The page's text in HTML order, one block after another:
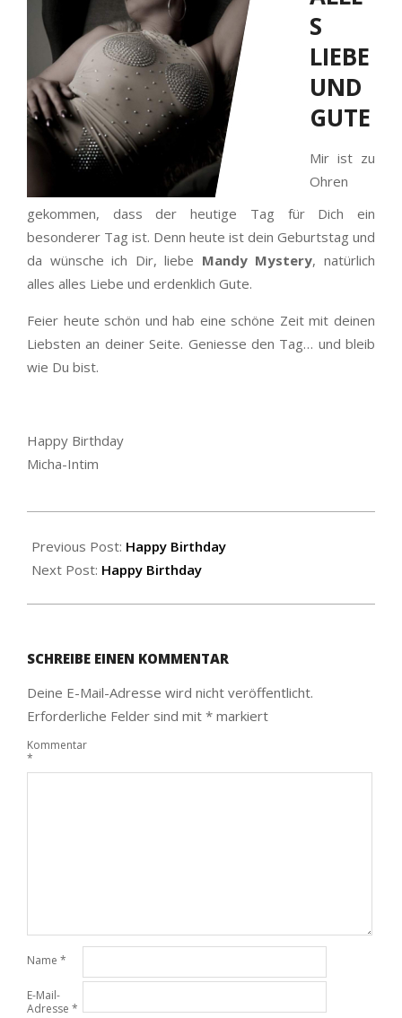
S
LIEBE
UND
GUTE
Mir ist zu
Ohren
gekommen, dass der heutige Tag für Dich ein
besonderer Tag ist. Denn heute ist dein Geburtstag und
da wünsche ich Dir, liebe Mandy Mystery, natürlich
alles alles Liebe und erdenklich Gute.
Feier heute schön und hab eine schöne Zeit mit deinen
Liebsten an deiner Seite. Geniesse den Tag… und bleib
wie Du bist.
Happy Birthday
Micha-Intim
12-
14
Previous Post: Happy Birthday
Next Post: Happy Birthday
SCHREIBE EINEN KOMMENTAR
Deine E-Mail-Adresse wird nicht veröffentlicht.
Erforderliche Felder sind mit * markiert
Kommentar
*
Name *
E-Mail-
Adresse *